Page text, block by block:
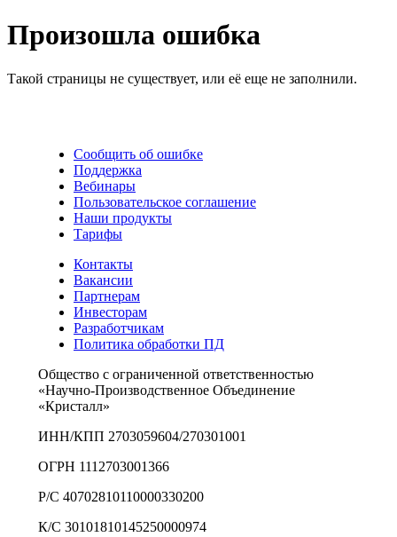
Произошла ошибка
Такой страницы не существует, или её еще не заполнили.
Сообщить об ошибке
Поддержка
Вебинары
Пользовательское соглашение
Наши продукты
Тарифы
Контакты
Вакансии
Партнерам
Инвесторам
Разработчикам
Политика обработки ПД
Общество с ограниченной ответственностью
«Научно-Производственное Объединение
«Кристалл»
ИНН/КПП 2703059604/270301001
ОГРН 1112703001366
Р/С 40702810110000330200
К/С 30101810145250000974